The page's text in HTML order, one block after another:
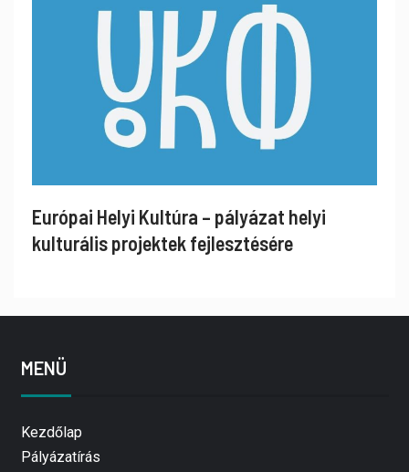
Európai Helyi Kultúra – pályázat helyi
kulturális projektek fejlesztésére
MENÜ
Kezdőlap
Pályázatírás